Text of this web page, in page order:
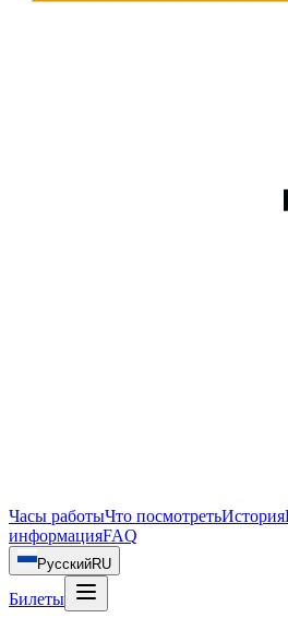
Часы работыЧто посмотретьИстория
информацияFAQ
РусскийRU
Билеты